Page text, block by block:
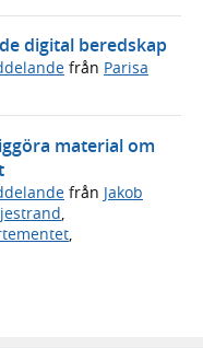
digital beredskap
från Parisa
material om
från Jakob